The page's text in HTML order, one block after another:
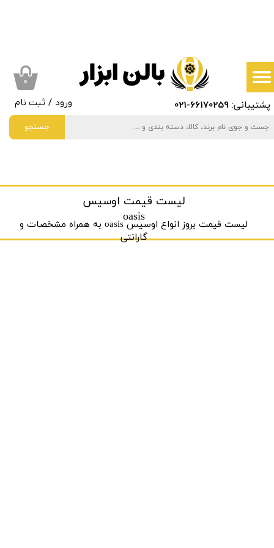
جستجو
پشتیبانی:66170259
-021 ورود / ثبت نام
سفارشات
خروج از حساب کاربری
۰
لیست قیمت اوسیس
oasis
لیست قیمت بروز انواع اوسیس oasis به ‌همراه مشخصات و
گارانتی